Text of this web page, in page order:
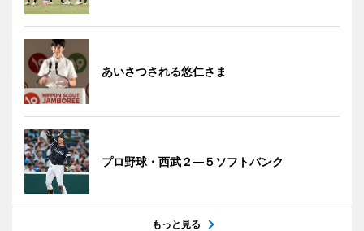
あいさつされる悠仁さま
プロ野球・西武２―５ソフトバンク
もっと見る